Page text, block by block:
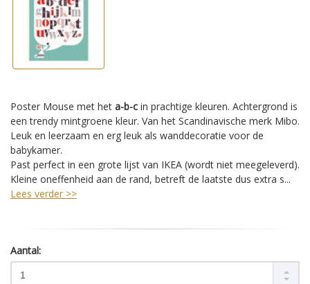
Poster Mouse met het a-b-c in prachtige kleuren. Achtergrond is
een trendy mintgroene kleur. Van het Scandinavische merk Mibo.
Leuk en leerzaam en erg leuk als wanddecoratie voor de
babykamer.
Past perfect in een grote lijst van IKEA (wordt niet meegeleverd).
Kleine oneffenheid aan de rand, betreft de laatste dus extra s...
Lees verder >>
Aantal: